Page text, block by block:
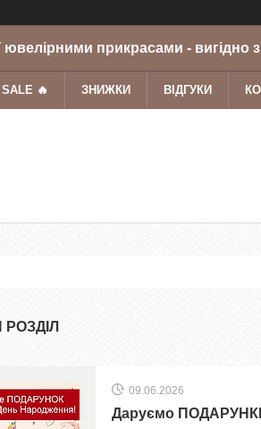
прикрасами - вигідно
🔥 ЗНИЖКИ ВІДГУКИ
09.06.2026
Даруємо